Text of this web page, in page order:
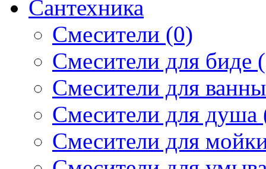
Сантехника
Смесители (0)
Смесители для биде
Смесители для
Смесители для душа
Смесители для